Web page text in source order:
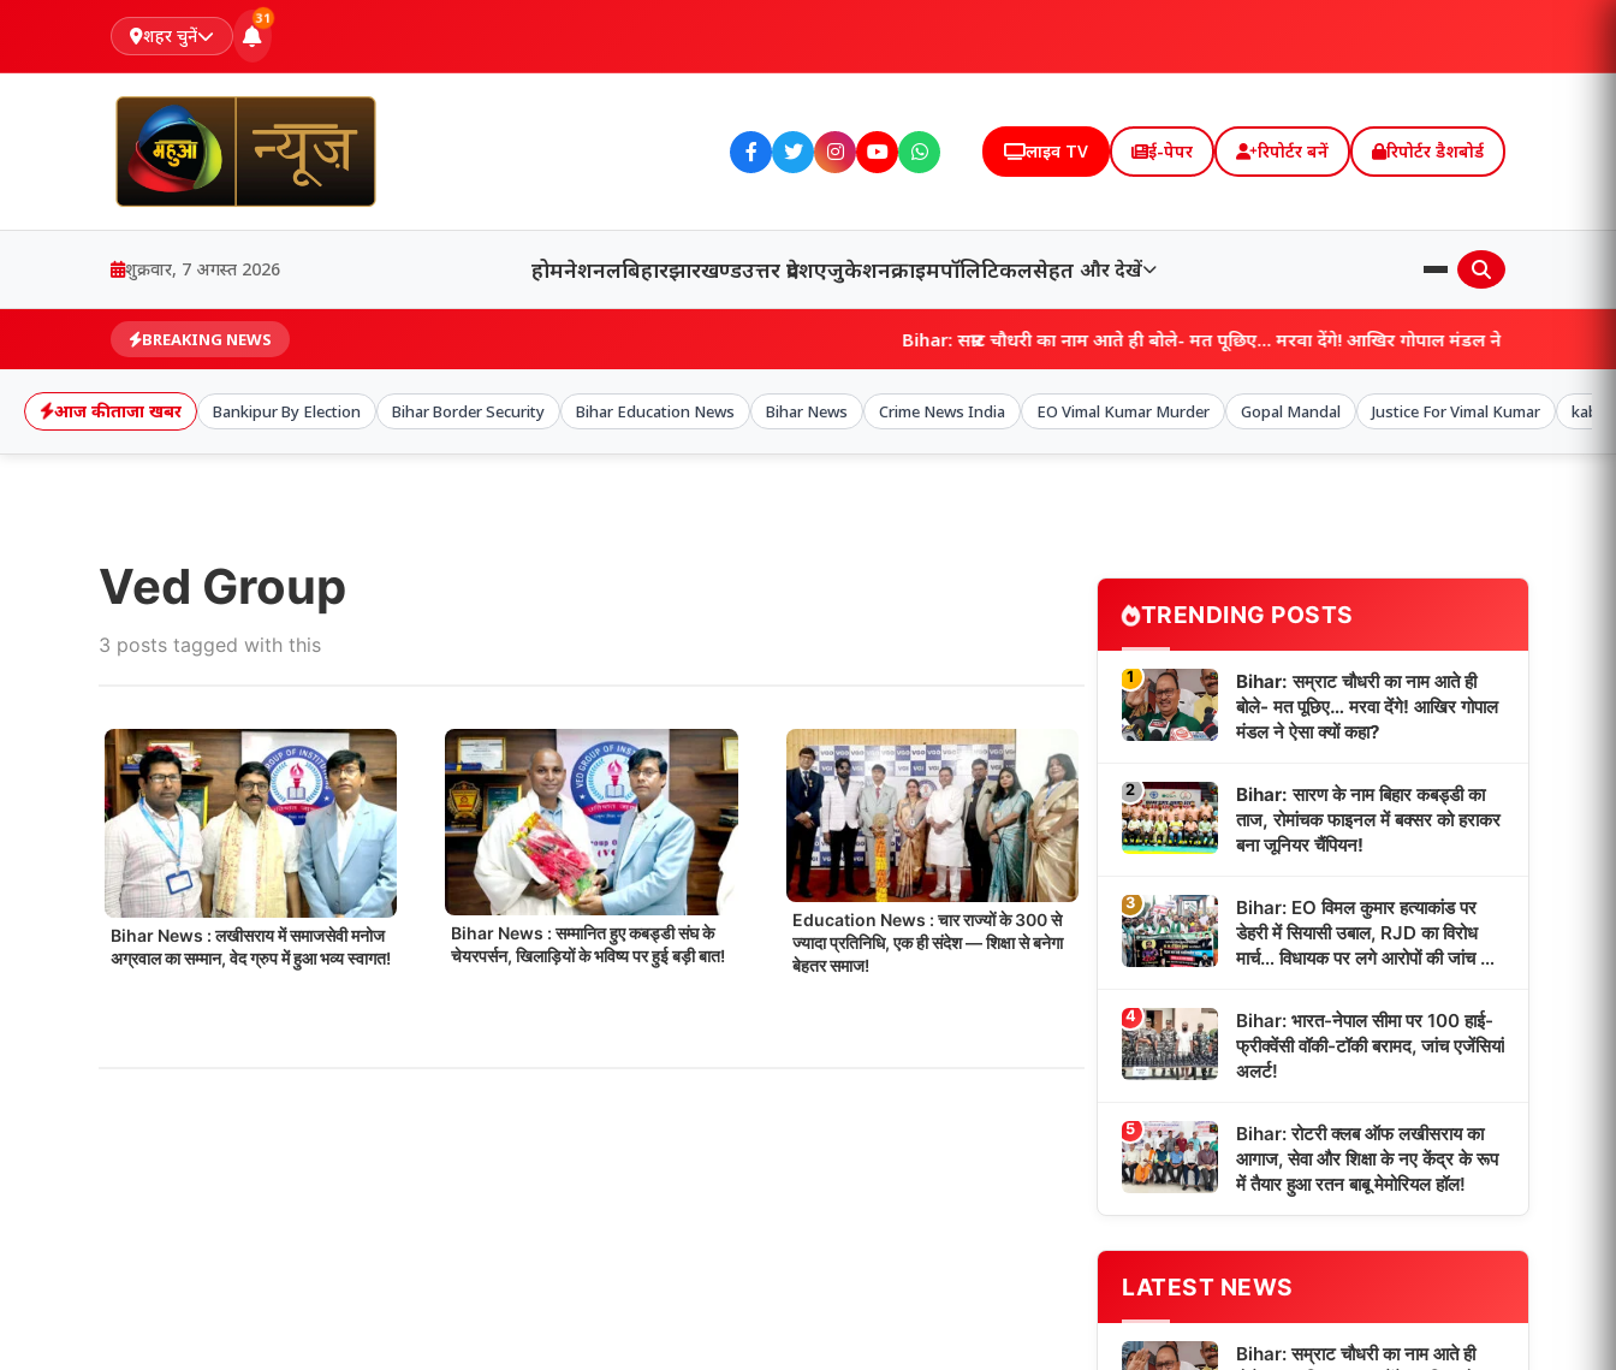
शहर चुनें
31
लाइव TV ई-पेपर रिपोर्टर बनें रिपोर्टर डैशबोर्ड
शुक्रवार, 7 अगस्त 2026 होमनेशनलबिहारझारखण्डउत्तर प्रदेशएजुकेशनक्राइमपॉलिटिकलसेहत और देखें
BREAKING NEWS Bihar: सम्राट चौधरी का नाम आते ही बोले- मत पूछिए… मरवा देंगे! आखिर गोपाल मंडल ने ऐसा क्यों कहा?
आज की ताजा खबर Bankipur By Election Bihar Border Security Bihar Education News Bihar News Crime News India EO Vimal Kumar Murder Gopal Mandal Justice For Vimal Kumar
Ved Group
3 posts tagged with this
Bihar News : लखीसराय में समाजसेवी मनोज
अग्रवाल का सम्मान, वेद ग्रुप में हुआ भव्य स्वागत!
Bihar News : सम्मानित हुए कबड्डी संघ के
चेयरपर्सन, खिलाड़ियों के भविष्य पर हुई बड़ी बात!
Education News : चार राज्यों के 300 से
ज्यादा प्रतिनिधि, एक ही संदेश — शिक्षा से बनेगा
बेहतर समाज!
TRENDING POSTS
1
Bihar: सम्राट चौधरी का नाम आते ही
बोले- मत पूछिए… मरवा देंगे! आखिर गोपाल
मंडल ने ऐसा क्यों कहा?
2
Bihar: सारण के नाम बिहार कबड्डी का
ताज, रोमांचक फाइनल में बक्सर को हराकर
बना जूनियर चैंपियन!
3
Bihar: EO विमल कुमार हत्याकांड पर
डेहरी में सियासी उबाल, RJD का विरोध
मार्च… विधायक पर लगे आरोपों की जांच की
4
Bihar: भारत-नेपाल सीमा पर 100 हाई-
फ्रीक्वेंसी वॉकी-टॉकी बरामद, जांच एजेंसियां
अलर्ट!
5
Bihar: रोटरी क्लब ऑफ लखीसराय का
आगाज, सेवा और शिक्षा के नए केंद्र के रूप
में तैयार हुआ रतन बाबू मेमोरियल हॉल!
LATEST NEWS
Bihar: सम्राट चौधरी का नाम आते ही